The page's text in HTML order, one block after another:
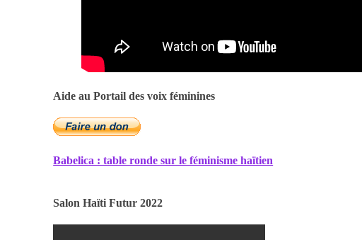
Aide au Portail des voix féminines
Babelica : table ronde sur le féminisme haïtien
Salon Haïti Futur 2022